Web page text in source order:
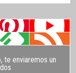
te enviaremos un